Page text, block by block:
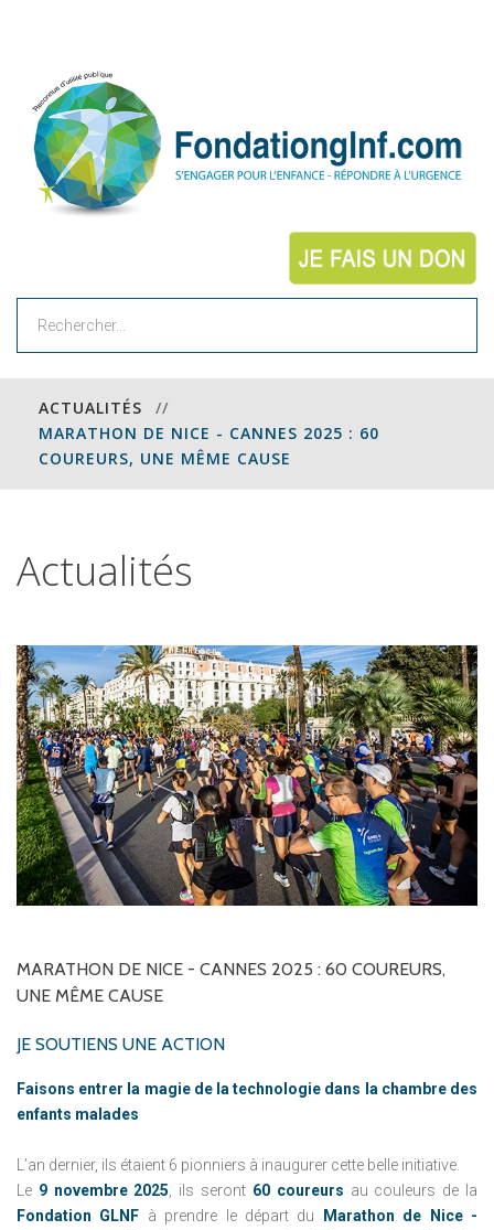
ACTUALITÉS
//
MARATHON DE NICE - CANNES 2025 : 60
COUREURS, UNE MÊME CAUSE
Actualités
MARATHON DE NICE - CANNES 2025 : 60 COUREURS,
UNE MÊME CAUSE
JE SOUTIENS UNE ACTION
Faisons entrer la magie de la technologie dans la chambre des
enfants malades
L’an dernier, ils étaient 6 pionniers à inaugurer cette belle initiative.
Le 9 novembre 2025 , ils seront 60 coureurs au couleurs de la
Fondation GLNF à prendre le départ du
Marathon de Nice -